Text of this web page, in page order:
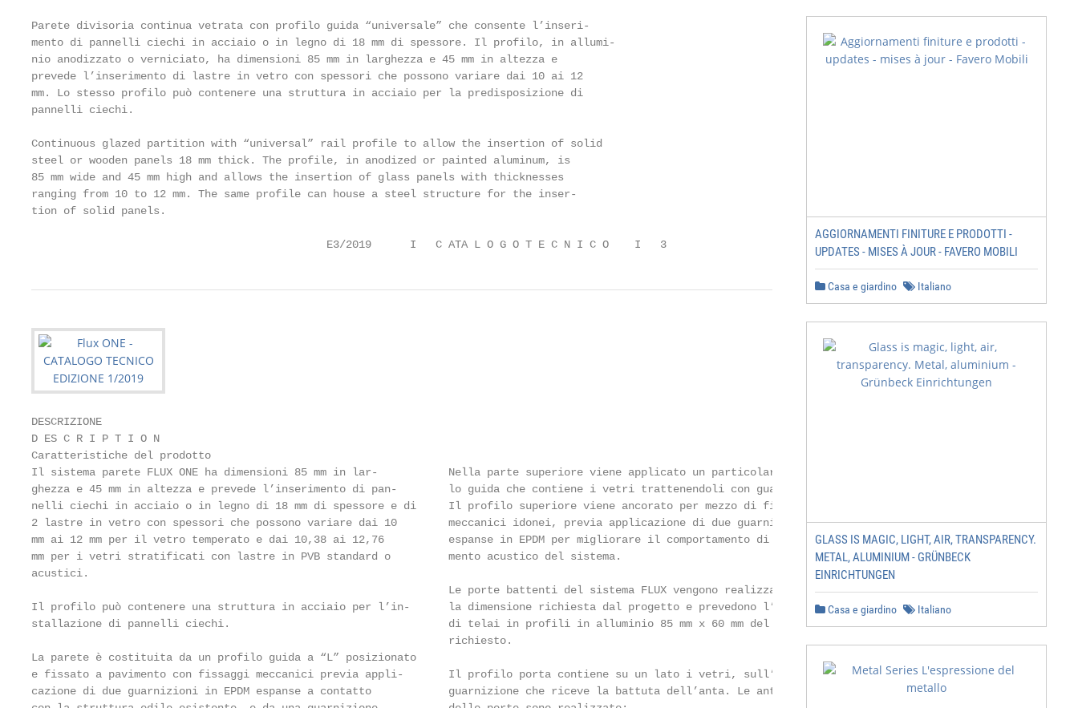
Parete divisoria continua vetrata con profilo guida “universale” che consente l’inseri-
mento di pannelli ciechi in acciaio o in legno di 18 mm di spessore. Il profilo, in allumi-
nio anodizzato o verniciato, ha dimensioni 85 mm in larghezza e 45 mm in altezza e
prevede l’inserimento di lastre in vetro con spessori che possono variare dai 10 ai 12
mm. Lo stesso profilo può contenere una struttura in acciaio per la predisposizione di
pannelli ciechi.
Continuous glazed partition with “universal” rail profile to allow the insertion of solid
steel or wooden panels 18 mm thick. The profile, in anodized or painted aluminum, is
85 mm wide and 45 mm high and allows the insertion of glass panels with thicknesses
ranging from 10 to 12 mm. The same profile can house a steel structure for the inser-
tion of solid panels.
                                              E3/2019      I   C ATA L O G O T E C N I C O    I   3
DESCRIZIONE
D ES C R I P T I O N
Caratteristiche del prodotto
Il sistema parete FLUX ONE ha dimensioni 85 mm in lar-           Nella parte superiore viene applicato un particolare profi-         accessori disponibili
ghezza e 45 mm in altezza e prevede l’inserimento di pan-        lo guida che contiene i vetri trattenendoli con guarnizioni.
nelli ciechi in acciaio o in legno di 18 mm di spessore e di     Il profilo superiore viene ancorato per mezzo di fissaggi           •   Incontro elettrico per
2 lastre in vetro con spessori che possono variare dai 10        meccanici idonei, previa applicazione di due guarnizioni            •   Chiudiporta a scomparsa
mm ai 12 mm per il vetro temperato e dai 10,38 ai 12,76          espanse in EPDM per migliorare il comportamento di isola-
mm per i vetri stratificati con lastre in PVB standard o         mento acustico del sistema.                                         •   Chiudiporta a vista per
acustici.                                                                                                                            •   Soglie mobili per isolamento
                                                                 Le porte battenti del sistema FLUX vengono realizzate nel-
Il profilo può contenere una struttura in acciaio per l’in-      la dimensione richiesta dal progetto e prevedono l’impiego          •   Maniglione antipanico
stallazione di pannelli ciechi.                                  di telai in profili in alluminio 85 mm x 60 mm del colore
richiesto.                                                          •   tende veneziane a comando
La parete è costituita da un profilo guida a “L” posizionato
e fissato a pavimento con fissaggi meccanici previa appli-       Il profilo porta contiene su un lato i vetri, sull’altro una        •   Inserimento di pulsanti
cazione di due guarnizioni in EPDM espanse a contatto            guarnizione che riceve la battuta dell’anta. Le ante battenti       •   Strip LED per
AGGIORNAMENTI FINITURE E PRODOTTI -
UPDATES - MISES À JOUR - FAVERO MOBILI
Casa e giardino Italiano
GLASS IS MAGIC, LIGHT, AIR, TRANSPARENCY.
METAL, ALUMINIUM - GRÜNBECK
EINRICHTUNGEN
Casa e giardino Italiano